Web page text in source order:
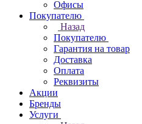
Офисы
Покупателю
Назад
Покупателю
Гарантия на товар
Доставка
Оплата
Реквизиты
Акции
Бренды
Услуги